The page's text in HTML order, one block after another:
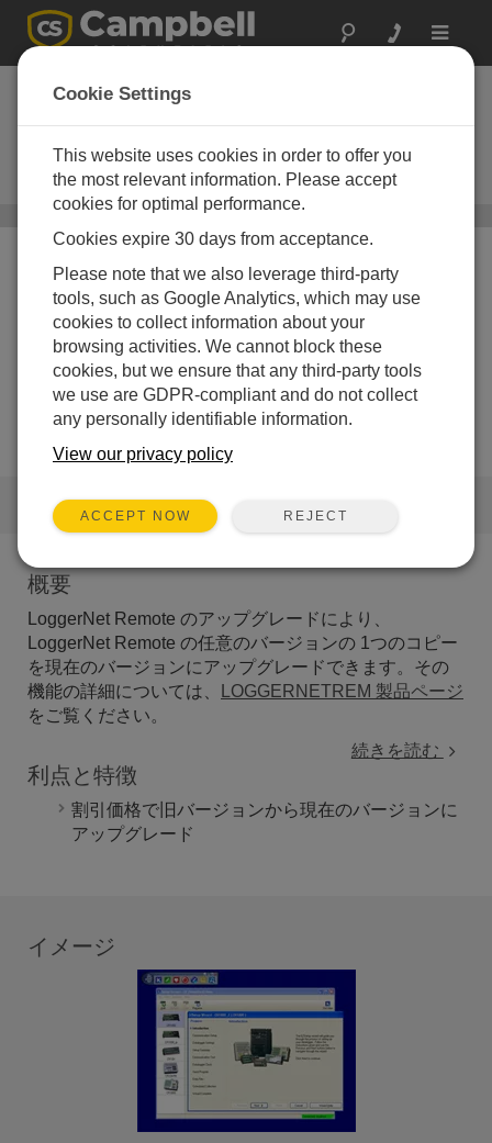
Toggle
LoggerNet Remote
Upgrade
最新バージョンへのアップグレー
サーバベースのソフトウェア
リンク
概要
LoggerNet Remote のアップグレードにより、
LoggerNet Remote の任意のバージョンの 1つのコピー
を現在のバージョンにアップグレードできます。その
機能の詳細については、
LOGGERNETREM 製品ページ
をご覧ください。
続きを読む
利点と特徴
割引価格で旧バージョンから現在のバージョンに
アップグレード
イメージ
Cookie Settings
This website uses cookies in order to offer you
the most relevant information. Please accept
cookies for optimal performance.
Cookies expire 30 days from acceptance.
Please note that we also leverage third-party
tools, such as Google Analytics, which may use
cookies to collect information about your
browsing activities. We cannot block these
cookies, but we ensure that any third-party tools
we use are GDPR-compliant and do not collect
any personally identifiable information.
View our privacy policy
ACCEPT NOW REJECT